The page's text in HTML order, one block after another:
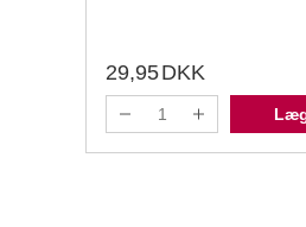
29,95DKK